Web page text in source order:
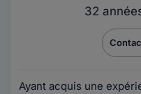
32
Ayant acquis une